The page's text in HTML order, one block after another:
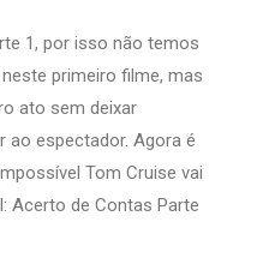
1, por isso não temos
primeiro filme, mas
ato sem deixar
ao espectador. Agora é
Tom Cruise vai
Acerto de Contas Parte